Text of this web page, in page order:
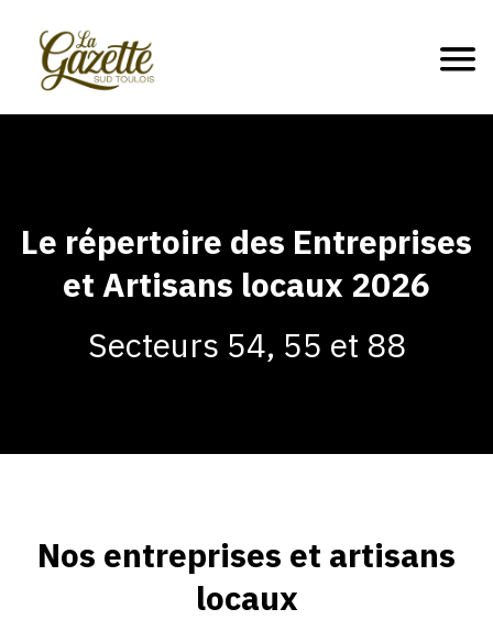
Le répertoire des Entreprises
et Artisans locaux 2026
Nos entreprises et artisans
locaux